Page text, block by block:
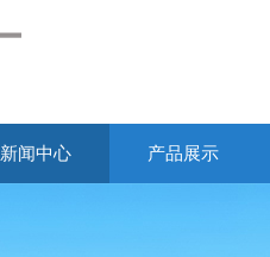
新闻中心 产品展示